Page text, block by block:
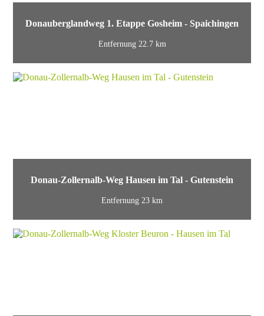
Donauberglandweg 1. Etappe Gosheim - Spaichingen
Entfernung 22.7 km
Donau-Zollernalb-Weg Hausen im Tal - Gutenstein
Entfernung 23 km